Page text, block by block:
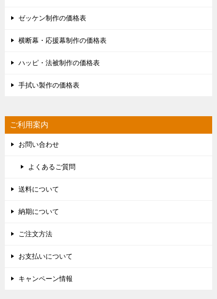
ゼッケン制作の価格表
横断幕・応援幕制作の価格表
ハッピ・法被制作の価格表
手拭い製作の価格表
ご利用案内
お問い合わせ
よくあるご質問
送料について
納期について
ご注文方法
お支払いについて
キャンペーン情報